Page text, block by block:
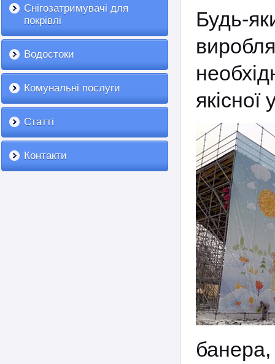
Снігозатримувачі для
покрівлі
Водостоки
Комунальні послуги
Статті
Контакти
Будь-